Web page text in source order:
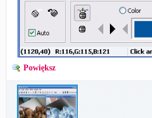
Powiększ